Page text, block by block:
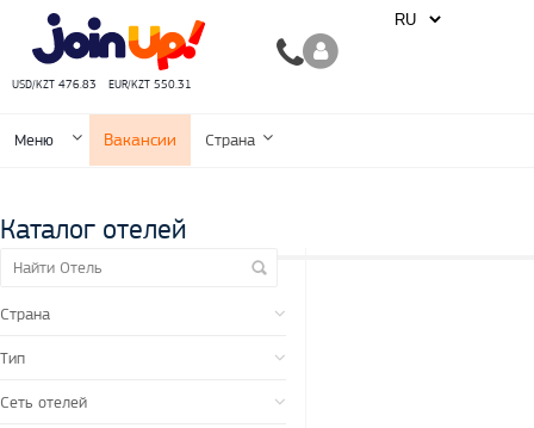
USD/KZT 476.83 EUR/KZT 550.31
Меню Вакансии Страна
Каталог отелей
Страна
Тип
Сеть отелей